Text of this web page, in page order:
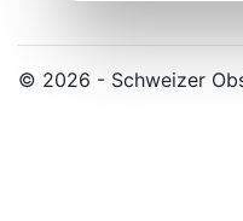
© 2026 - Schweizer